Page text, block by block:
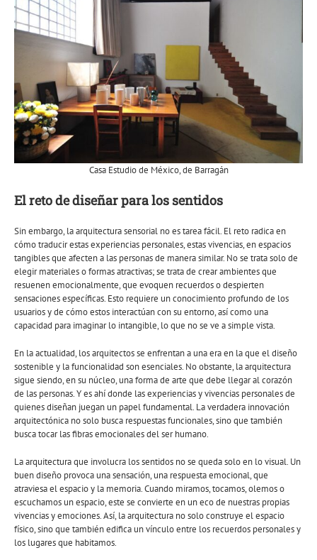
Casa Estudio de México, de Barragán
El reto de diseñar para los sentidos
Sin embargo, la arquitectura sensorial no es tarea fácil. El reto radica en
cómo traducir estas experiencias personales, estas vivencias, en espacios
tangibles que afecten a las personas de manera similar. No se trata solo de
elegir materiales o formas atractivas; se trata de crear ambientes que
resuenen emocionalmente, que evoquen recuerdos o despierten
sensaciones específicas. Esto requiere un conocimiento profundo de los
usuarios y de cómo estos interactúan con su entorno, así como una
capacidad para imaginar lo intangible, lo que no se ve a simple vista.
En la actualidad, los arquitectos se enfrentan a una era en la que el diseño
sostenible y la funcionalidad son esenciales. No obstante, la arquitectura
sigue siendo, en su núcleo, una forma de arte que debe llegar al corazón
de las personas. Y es ahí donde las experiencias y vivencias personales de
quienes diseñan juegan un papel fundamental. La verdadera innovación
arquitectónica no solo busca respuestas funcionales, sino que también
busca tocar las fibras emocionales del ser humano.
La arquitectura que involucra los sentidos no se queda solo en lo visual. Un
buen diseño provoca una sensación, una respuesta emocional, que
atraviesa el espacio y la memoria. Cuando miramos, tocamos, olemos o
escuchamos un espacio, este se convierte en un eco de nuestras propias
vivencias y emociones. Así, la arquitectura no solo construye el espacio
físico, sino que también edifica un vínculo entre los recuerdos personales y
los lugares que habitamos.